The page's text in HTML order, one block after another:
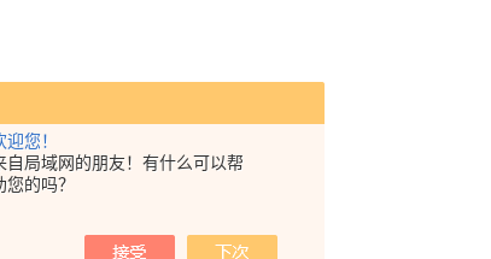
迎您！
自局域网的朋友！有什么可以帮
您的吗？
(Max)